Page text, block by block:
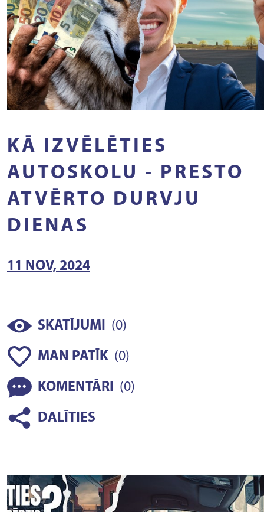
KĀ IZVĒLĒTIES
AUTOSKOLU - PRESTO
ATVĒRTO DURVJU
DIENAS
11 NOV, 2024
SKATĪJUMI (0)
MAN PATĪK (0)
KOMENTĀRI (0)
DALĪTIES